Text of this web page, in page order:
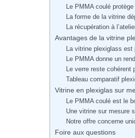
Le PMMA coulé
La forme de la vitrine
La récupération à
Avantages de la vitrine
La vitrine plexiglass
Le PMMA donne un
Le verre reste
Tableau comparatif
Vitrine en plexiglas sur
Le PMMA coulé est le
Une vitrine sur mesure
Notre offre concerne
Foire aux questions